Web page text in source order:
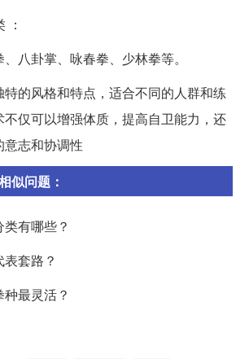
：
八卦掌、咏春拳、少林拳等。
的风格和特点，适合不同的人群和练
仅可以增强体质，提高自卫能力，还
志和协调性
似问题：
有哪些？
套路？
最灵活？